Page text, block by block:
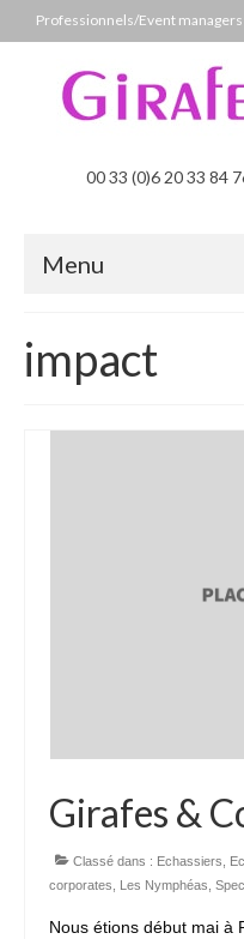
Professionnels/Event managers
00 33 (0)6 20 33 84
Menu
Les Chromatix, spécial Carnaval
impact
Girafes &
Classé dans : Echassiers
corporates
Les Nymphéas
Nous étions début mai à